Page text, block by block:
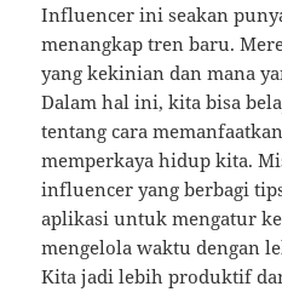
Influencer ini seakan
menangkap tren baru.
yang kekinian dan mana
Dalam hal ini, kita bisa
tentang cara
memperkaya hidup kita.
influencer yang berbagi
aplikasi untuk mengatur
mengelola waktu dengan
Kita jadi lebih produktif